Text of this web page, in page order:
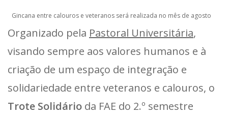
Gincana entre calouros e veteranos será realizada no mês de agosto
Organizado pela Pastoral Universitária,
visando sempre aos valores humanos e à
criação de um espaço de integração e
solidariedade entre veteranos e calouros, o
Trote Solidário da FAE do 2.º semestre